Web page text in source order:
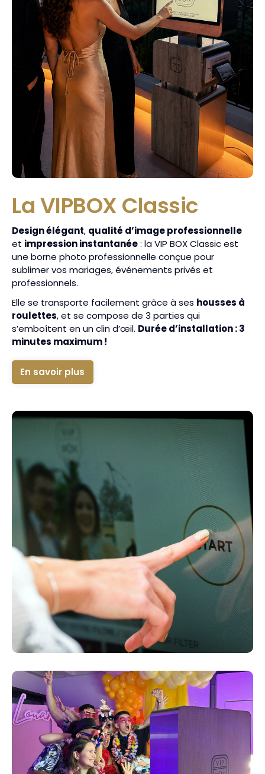
La VIPBOX Classic
Design élégant, qualité d’image professionnelle
et impression instantanée: la VIP BOX Classic est
une borne photo professionnelle conçue pour
sublimer vos mariages, événements privés et
professionnels.
Elle se transporte facilement grâce à ses housses à
roulettes, et se compose de 3 parties qui
s’emboîtent en un clin d’œil. Durée d’installation : 3
minutes maximum !
En savoir plus